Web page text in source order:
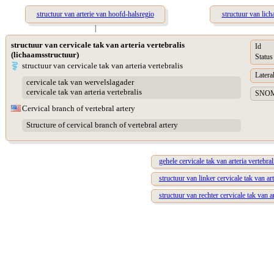
structuur van arterie van hoofd-halsregio
structuur van
|
structuur van cervicale tak van arteria vertebralis
(lichaamsstructuur)
structuur van cervicale tak van arteria vertebralis
cervicale tak van wervelslagader
cervicale tak van arteria vertebralis
Cervical branch of vertebral artery
Structure of cervical branch of vertebral artery
Id
Status
gehele cervicale tak van arteria
structuur van linker cervicale tak van
structuur van rechter cervicale tak van